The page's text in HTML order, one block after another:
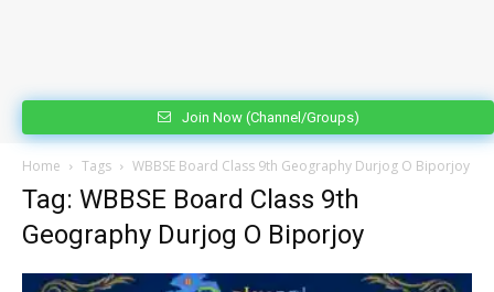
Join Now (Channel/Groups)
Home Tags WBBSE Board Class 9th Geography Durjog O Biporjoy
Tag: WBBSE Board Class 9th
Geography Durjog O Biporjoy